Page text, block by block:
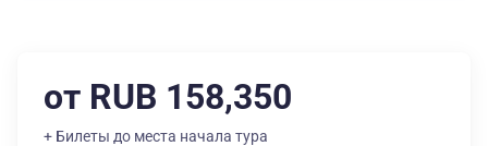
от RUB 158,350
+ Билеты до места начала тура